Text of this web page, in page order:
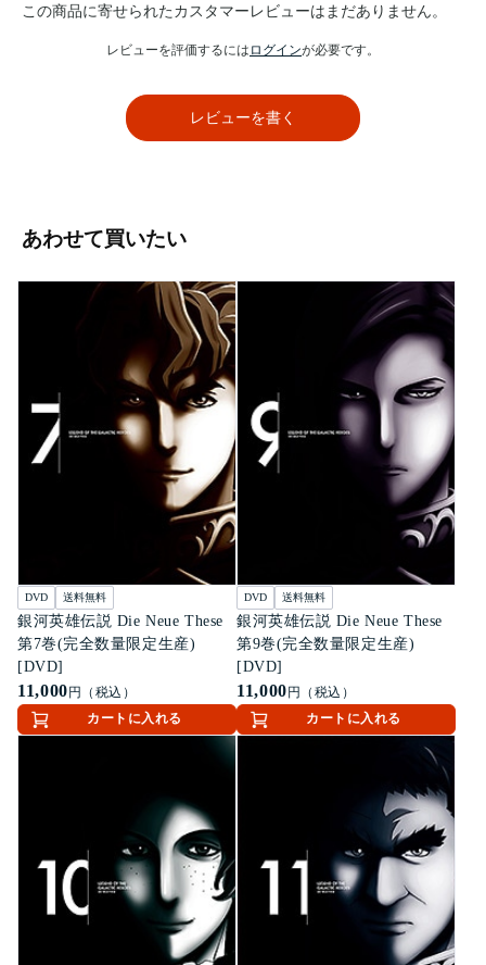
この商品に寄せられたカスタマーレビューはまだありません。
レビューを評価するには ログインが必要です。
レビューを書く
あわせて買いたい
DVD 送料無料
銀河英雄伝説 Die Neue These
第7巻(完全数量限定生産)
[DVD]
11,000 円（税込）
カートに入れる
DVD 送料無料
銀河英雄伝説 Die Neue These
第9巻(完全数量限定生産)
[DVD]
11,000 円（税込）
カートに入れる